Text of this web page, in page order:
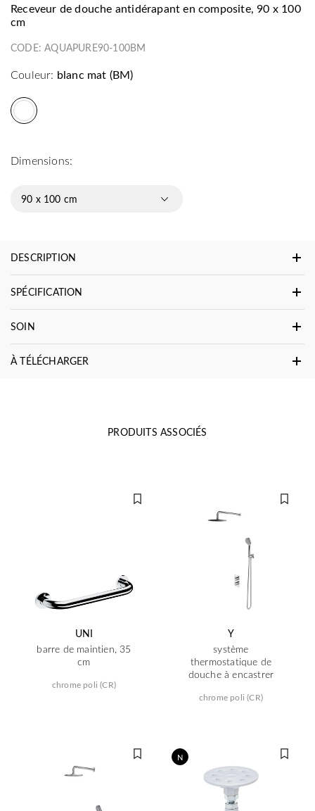
receveur de douche antidérapant en composite, 90 x 100
cm
CODE:AQUAPURE90-100BM
Couleur: blanc mat (BM)
Dimensions:
90 x 100 cm
DESCRIPTION
SPÉCIFICATION
SOIN
À TÉLÉCHARGER
PRODUITS ASSOCIÉS
UNI
barre de maintien, 35
cm
chrome poli (CR)
Y
système
thermostatique de
douche à encastrer
chrome poli (CR)
N